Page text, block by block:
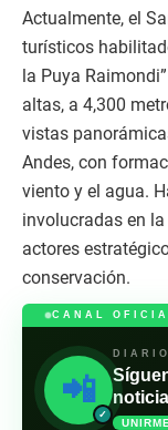
Actualmente, el
turísticos
la Puya
altas, a 4,300
vistas
Andes, con
viento y el agua.
involucradas en
actores
conservación.
CANAL
📲
✓